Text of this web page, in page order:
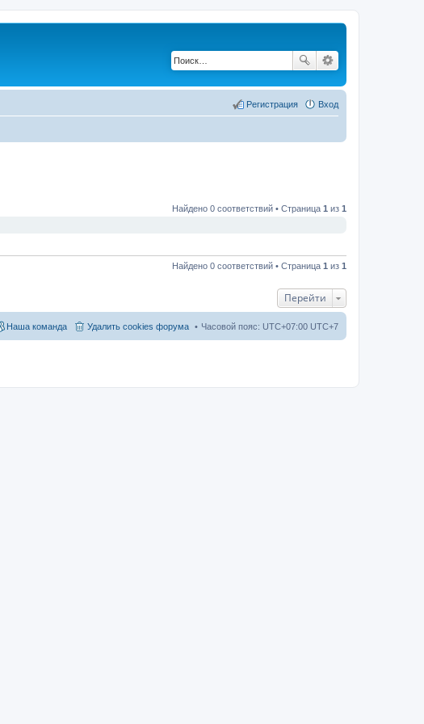
Вход
Регистрация
Найдено 0 соответствий • Страница 1 из 1
Найдено 0 соответствий • Страница 1 из 1
Перейти
Часовой пояс: UTC+07:00 UTC+7
Удалить cookies форума
Наша команда